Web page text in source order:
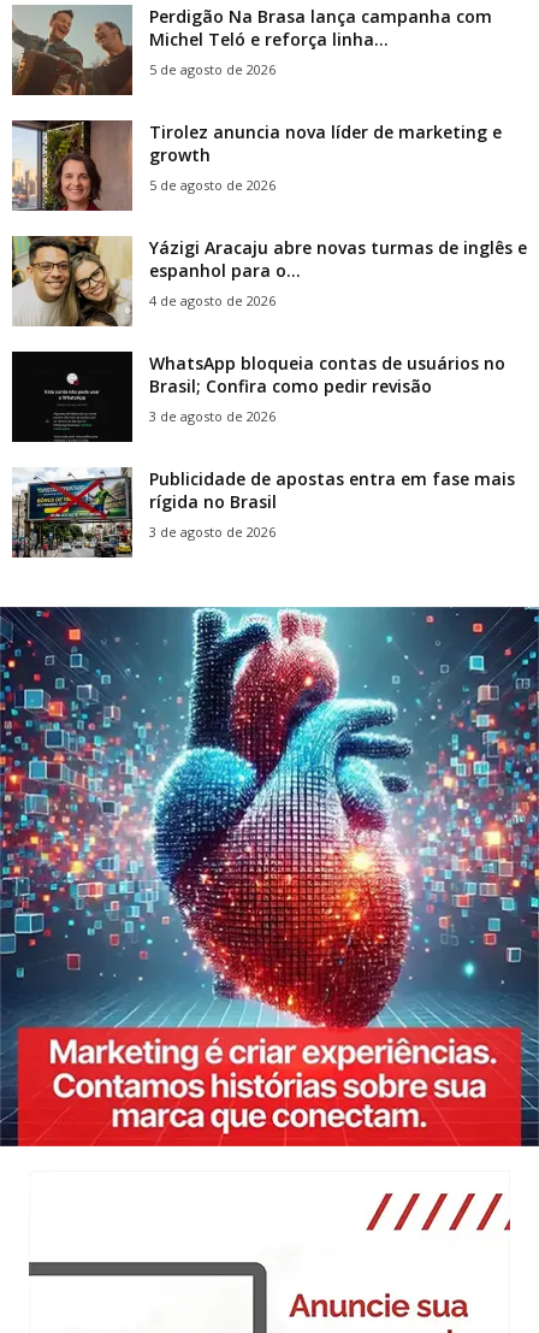
Perdigão Na Brasa lança campanha com
Michel Teló e reforça linha...
5 de agosto de 2026
Tirolez anuncia nova líder de marketing e
growth
5 de agosto de 2026
Yázigi Aracaju abre novas turmas de inglês e
espanhol para o...
4 de agosto de 2026
WhatsApp bloqueia contas de usuários no
Brasil; Confira como pedir revisão
3 de agosto de 2026
Publicidade de apostas entra em fase mais
rígida no Brasil
3 de agosto de 2026